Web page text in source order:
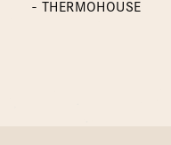
- THERMOHOUSE